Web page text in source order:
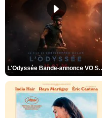
L'Odyssée